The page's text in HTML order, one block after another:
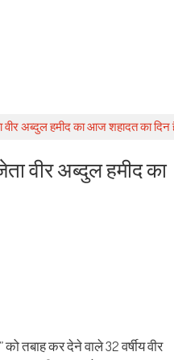
वीर अब्दुल हमीद का आज शहादत का दिन
वीर अब्दुल हमीद का
तबाह कर देने वाले 32 वर्षीय वीर